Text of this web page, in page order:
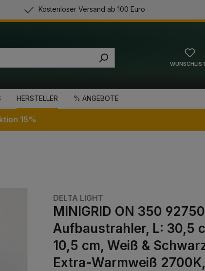
Kostenloser Versand ab 100 Euro
HERSTELLER % ANGEBOTE
15%
DELTA LIGHT
MINIGRID ON 350
Aufbaustrahler, L: 30,5
10,5 cm, Weiß &
Extra-Warmweiß